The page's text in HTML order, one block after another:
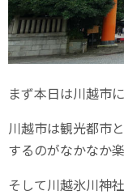
まず本日は川越市
川越市は観光都市
するのがなかなか
そして川越氷川神